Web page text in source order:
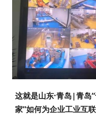
这就是山东·青岛|青岛
家”如何为企业工业互